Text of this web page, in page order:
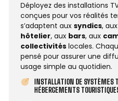
Déployez des installations
conçues pour vos réalités
s’adaptent aux syndics, aux
hôtelier, aux bars, aux
collectivités locales.
pensé pour assurer une
usage simple au quotidien.
INSTALLATION DE SYSTÈMES
HÉBERGEMENTS